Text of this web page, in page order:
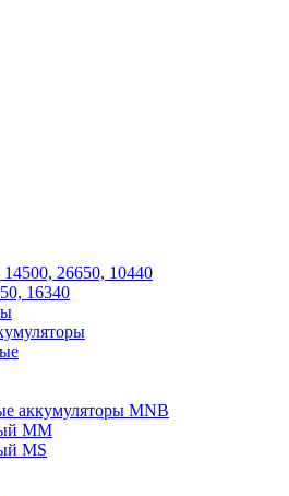
26650, 10440
16340
аккумуляторы MNB
MM
MS